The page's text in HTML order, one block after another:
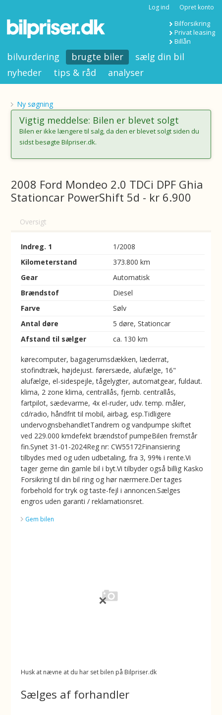
Log ind Opret konto
Bilforsikring
Privat leasing
Billån
bilvurdering brugte biler
sælg din bil
nyheder
tips & råd analyser
Ny søgning
Vigtig meddelse: Bilen er blevet solgt
Bilen er ikke længere til salg, da den er blevet solgt siden du
sidst besøgte Bilpriser.dk.
2008 Ford Mondeo 2.0 TDCi DPF Ghia
Stationcar PowerShift 5d - kr 6.900
Oversigt
Indreg. 1
1/2008
Kilometerstand
373.800 km
Gear
Automatisk
Brændstof
Diesel
Farve
Sølv
Antal døre
5 døre, Stationcar
Afstand til sælger
ca. 130 km
kørecomputer, bagagerumsdækken, læderrat,
stofindtræk, højdejust. førersæde, alufælge, 16"
alufælge, el-sidespejle, tågelygter, automatgear, fuldaut.
klima, 2 zone klima, centrallås, fjernb. centrallås,
fartpilot, sædevarme, 4x el-ruder, udv. temp. måler,
cd/radio, håndfrit til mobil, airbag, esp.Tidligere
undervognsbehandletTandrem og vandpumpe skiftet
ved 229.000 kmdefekt brændstof pumpeBilen fremstår
fin.Synet 31-01-2024Reg nr: CW55172Finansiering
tilbydes med og uden udbetaling, fra 3, 99% i rente.Vi
tager gerne din gamle bil i byt.Vi tilbyder også billig Kasko
Forsikring til din bil ring og hør nærmere.Der tages
forbehold for tryk og taste-fejl i annoncen.Sælges
engros uden garanti / reklamationsret.
Gem bilen
Husk at nævne at du har set bilen på Bilpriser.dk
Sælges af forhandler